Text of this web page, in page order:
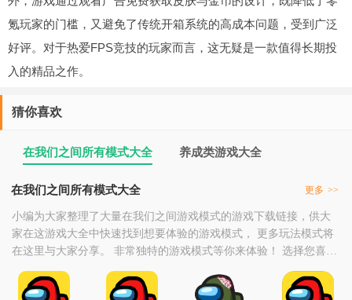
氪玩家的门槛，又避免了传统开箱系统的高成本问题，受到广泛
好评。对于热爱FPS竞技的玩家而言，这无疑是一款值得长期投
入的精品之作。
猜你喜欢
在我们之间所有模式大全 养成类游戏大全
在我们之间所有模式大全 更多 >>
小编为大家整理了大量在我们之间游戏模式的游戏下载链接，供大
家在这游戏大全中快速找到想要体验的游戏模式， 更多玩法模式将
在这里与大家分享。 非常独特的游戏模式等你来体验！ 选择您喜欢